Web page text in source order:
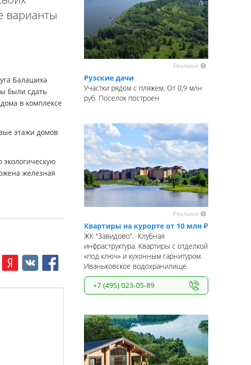
варианты
Балашиха
были сдать
в комплексе
этажи домов
железная
Реклама
Рузские дачи
Участки рядом с пляжем. От 0,9 млн
руб. Поселок построен
Реклама
Квартиры на курорте от 10 млн ₽
ЖК "Завидово". Клубная
инфраструктура. Квартиры с отделкой
«под ключ» и кухонным гарнитуром.
Иваньковское водохранилище.
+7 (495) 023-05-89